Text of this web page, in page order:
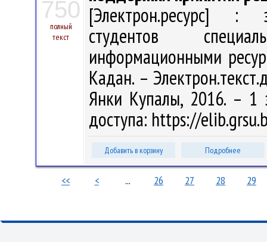
750
полный
текст
[Электрон.ресурс] :
студентов
информационными
Кадан. –
Янки Купалы, 2016. – 1
доступа: https://
Добавить в корзину Подробнее
<< < ... 26 27 28 29